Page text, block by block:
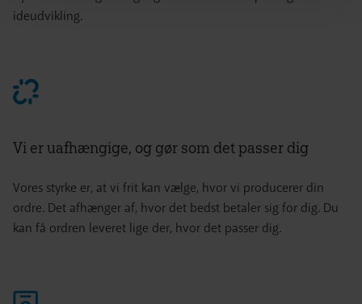
ideudvikling.
Vi er uafhængige, og gør som det passer dig
Vores styrke er, at vi frit kan vælge, hvor vi producerer din
ordre. Det afhænger af, hvor det bedst betaler sig for dig. Du
kan få ordren leveret lige der, hvor det passer dig.